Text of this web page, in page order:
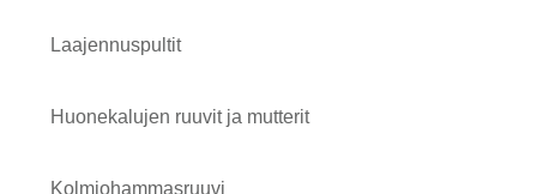
Laajennuspultit
Huonekalujen ruuvit ja mutterit
Kolmiohammasruuvi